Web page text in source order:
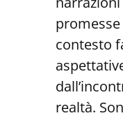
contesto
realtà.